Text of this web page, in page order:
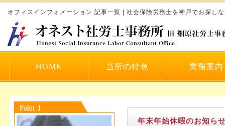
オフィスインフォメーション 記事一覧 | 社会保険労務士を神戸でお探し
HOME 当所の特色 業務案内
年末年始休暇のお知ら